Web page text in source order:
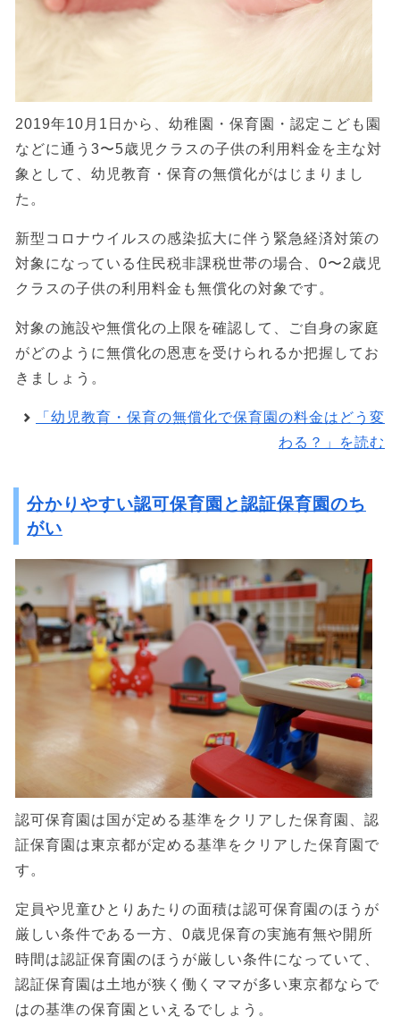
2019年10月1日から、幼稚園・保育園・認定こども園
などに通う3〜5歳児クラスの子供の利用料金を主な対
象として、幼児教育・保育の無償化がはじまりまし
た。
新型コロナウイルスの感染拡大に伴う緊急経済対策の
対象になっている住民税非課税世帯の場合、0〜2歳児
クラスの子供の利用料金も無償化の対象です。
対象の施設や無償化の上限を確認して、ご自身の家庭
がどのように無償化の恩恵を受けられるか把握してお
きましょう。
「幼児教育・保育の無償化で保育園の料金はどう変
わる？」を読む
分かりやすい認可保育園と認証保育園のち
がい
認可保育園は国が定める基準をクリアした保育園、認
証保育園は東京都が定める基準をクリアした保育園で
す。
定員や児童ひとりあたりの面積は認可保育園のほうが
厳しい条件である一方、0歳児保育の実施有無や開所
時間は認証保育園のほうが厳しい条件になっていて、
認証保育園は土地が狭く働くママが多い東京都ならで
はの基準の保育園といえるでしょう。